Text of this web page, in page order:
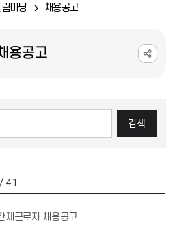
마당 채용공고
용공고
검색
/ 41
제근로자 채용공고